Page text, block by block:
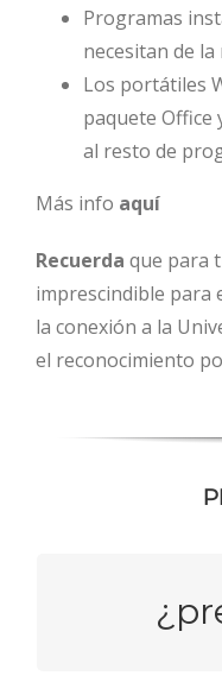
Programas
necesitan de la
Los portátiles
paquete Office
al resto de
Más info aquí
Recuerda que para
imprescindible para
la conexión a la
el reconocimiento